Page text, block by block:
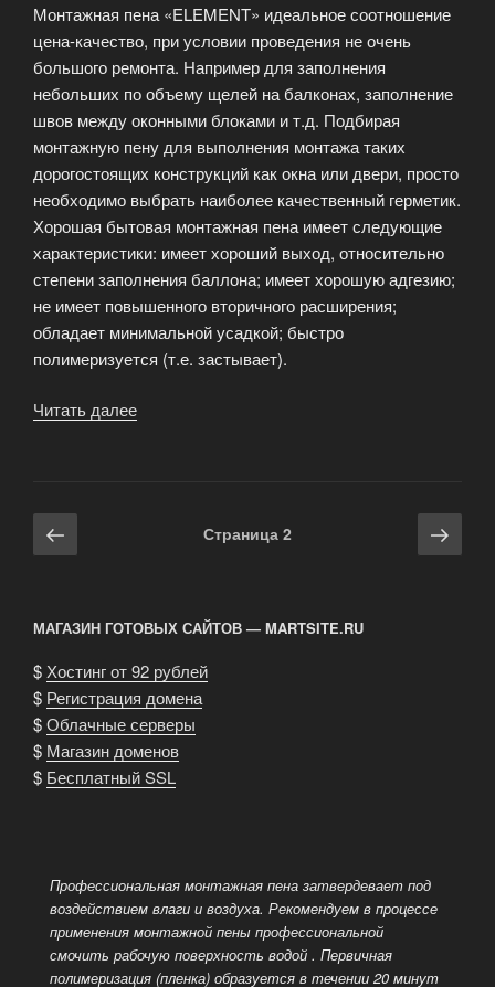
Монтажная пена «ELEMENT» идеальное соотношение
цена-качество, при условии проведения не очень
большого ремонта. Например для заполнения
небольших по объему щелей на балконах, заполнение
швов между оконными блоками и т.д. Подбирая
монтажную пену для выполнения монтажа таких
дорогостоящих конструкций как окна или двери, просто
необходимо выбрать наиболее качественный герметик.
Хорошая бытовая монтажная пена имеет следующие
характеристики: имеет хороший выход, относительно
степени заполнения баллона; имеет хорошую адгезию;
не имеет повышенного вторичного расширения;
обладает минимальной усадкой; быстро
полимеризуется (т.е. застывает).
Читать далее
Навигация
по
Предыдущая
страница
Страница 2
МАГАЗИН ГОТОВЫХ САЙТОВ — MARTSITE.RU
$ Хостинг от 92 рублей
$ Регистрация домена
$Облачные серверы
$ Магазин доменов
$ Бесплатный SSL
Профессиональная монтажная пена затвердевает под
воздействием влаги и воздуха. Рекомендуем в процессе
применения монтажной пены профессиональной
смочить рабочую поверхность водой . Первичная
полимеризация (пленка) образуется в течении 20 минут